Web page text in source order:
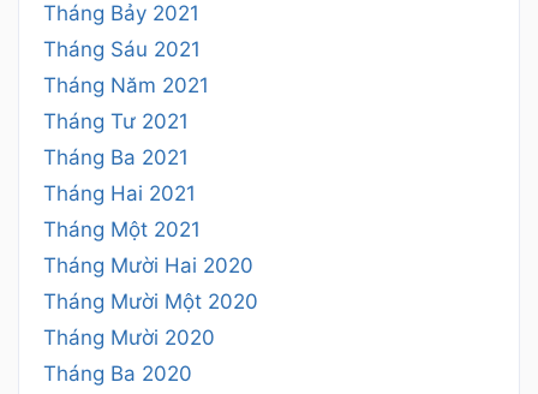
Tháng Bảy 2021
Tháng Sáu 2021
Tháng Năm 2021
Tháng Tư 2021
Tháng Ba 2021
Tháng Hai 2021
Tháng Một 2021
Tháng Mười Hai 2020
Tháng Mười Một 2020
Tháng Mười 2020
Tháng Ba 2020